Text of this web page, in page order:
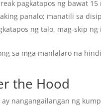
pagkatapos ng bawat 15
panalo; manatili sa
ng talo, mag-skip
sa mga manlalaro na
the Hood
nangangailangan ng